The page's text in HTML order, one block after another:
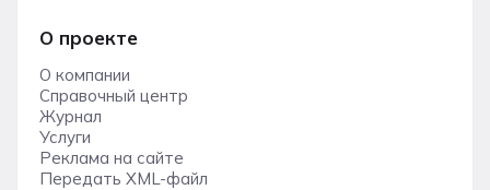
О проекте
О компании
Справочный центр
Журнал
Услуги
Реклама на сайте
Передать XML-файл